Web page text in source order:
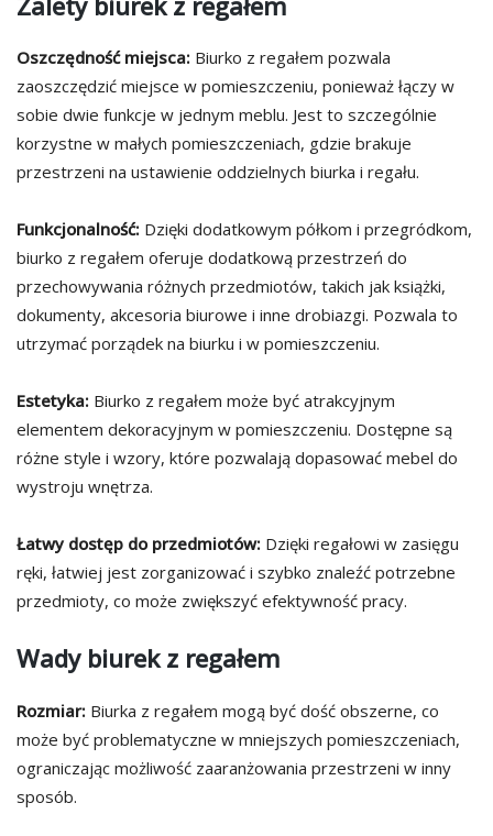
Oszczędność miejsca: Biurko z regałem pozwala
zaoszczędzić miejsce w pomieszczeniu, ponieważ łączy w
sobie dwie funkcje w jednym meblu. Jest to szczególnie
korzystne w małych pomieszczeniach, gdzie brakuje
przestrzeni na ustawienie oddzielnych biurka i regału.
Funkcjonalność: Dzięki dodatkowym półkom i przegródkom,
biurko z regałem oferuje dodatkową przestrzeń do
przechowywania różnych przedmiotów, takich jak książki,
dokumenty, akcesoria biurowe i inne drobiazgi. Pozwala to
utrzymać porządek na biurku i w pomieszczeniu.
Estetyka: Biurko z regałem może być atrakcyjnym
elementem dekoracyjnym w pomieszczeniu. Dostępne są
różne style i wzory, które pozwalają dopasować mebel do
wystroju wnętrza.
Łatwy dostęp do przedmiotów: Dzięki regałowi w zasięgu
ręki, łatwiej jest zorganizować i szybko znaleźć potrzebne
przedmioty, co może zwiększyć efektywność pracy.
Wady biurek z regałem
Rozmiar: Biurka z regałem mogą być dość obszerne, co
może być problematyczne w mniejszych pomieszczeniach,
ograniczając możliwość zaaranżowania przestrzeni w inny
sposób.